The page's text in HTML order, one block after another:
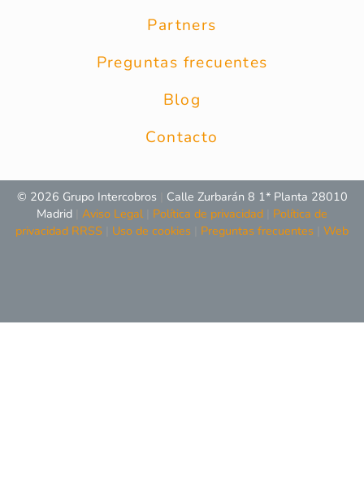
Partners
Preguntas frecuentes
Blog
Contacto
© 2026 Grupo Intercobros
Calle Zurbarán 8 1* Planta 28010
Madrid Aviso Legal Política de privacidad
Política de
privacidad RRSS
Uso de cookies Preguntas frecuentes Web